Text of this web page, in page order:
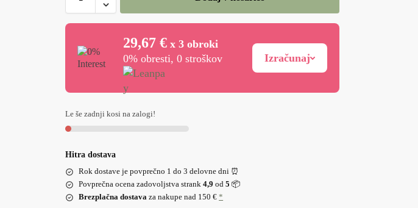
29,67 € x 3 obroki
0% obresti, 0 stroškov
Izračunaj
Le še zadnji kosi na zalogi!
Hitra dostava
Rok dostave je povprečno 1 do 3 delovne dni ⏰
Povprečna ocena zadovoljstva strank4,9 od5 📦
Brezplačna dostava za nakupe nad 150 €*